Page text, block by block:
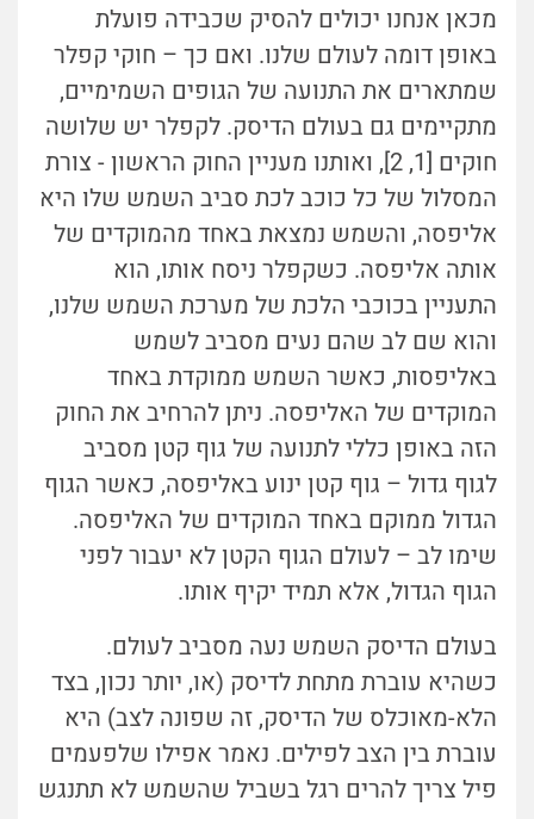
מכאן אנחנו יכולים להסיק שכבידה פועלת
באופן דומה לעולם שלנו. ואם כך – חוקי קפלר
שמתארים את התנועה של הגופים השמימיים,
מתקיימים גם בעולם הדיסק. לקפלר יש שלושה
חוקים [1, 2], ואותנו מעניין החוק הראשון - צורת
המסלול של כל כוכב לכת סביב השמש שלו היא
אליפסה, והשמש נמצאת באחד מהמוקדים של
אותה אליפסה. כשקפלר ניסח אותו, הוא
התעניין בכוכבי הלכת של מערכת השמש שלנו,
והוא שם לב שהם נעים מסביב לשמש
באליפסות, כאשר השמש ממוקדת באחד
המוקדים של האליפסה. ניתן להרחיב את החוק
הזה באופן כללי לתנועה של גוף קטן מסביב
לגוף גדול – גוף קטן ינוע באליפסה, כאשר הגוף
הגדול ממוקם באחד המוקדים של האליפסה.
שימו לב – לעולם הגוף הקטן לא יעבור לפני
הגוף הגדול, אלא תמיד יקיף אותו.
בעולם הדיסק השמש נעה מסביב לעולם.
כשהיא עוברת מתחת לדיסק (או, יותר נכון, בצד
הלא-מאוכלס של הדיסק, זה שפונה לצב) היא
עוברת בין הצב לפילים. נאמר אפילו שלפעמים
פיל צריך להרים רגל בשביל שהשמש לא תתנגש